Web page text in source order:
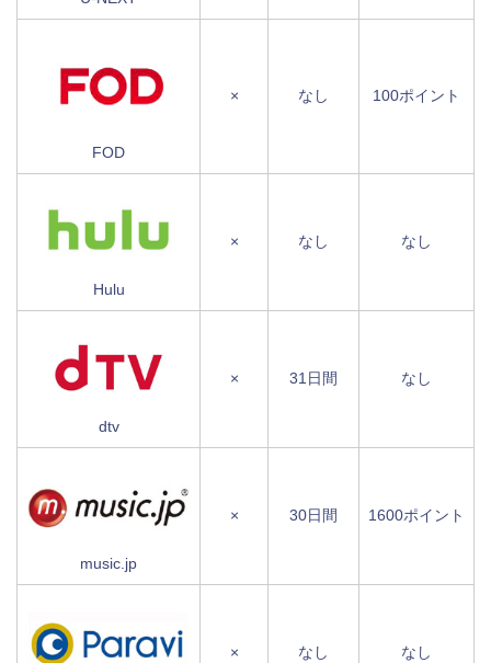
FOD
× なし 100ポイント
Hulu
× なし なし
dtv
× 31日間 なし
music.jp
× 30日間 1600ポイント
× なし なし